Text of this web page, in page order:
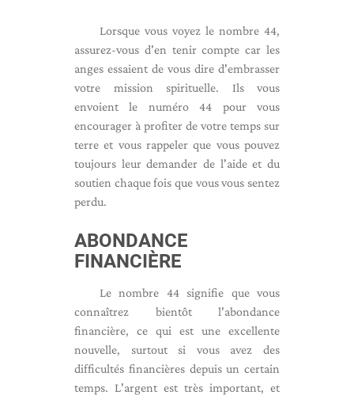
Lorsque vous voyez le nombre 44,
assurez-vous d'en tenir compte car les
anges essaient de vous dire d'embrasser
votre mission spirituelle. Ils vous
envoient le numéro 44 pour vous
encourager à profiter de votre temps sur
terre et vous rappeler que vous pouvez
toujours leur demander de l'aide et du
soutien chaque fois que vous vous sentez
perdu.
ABONDANCE
FINANCIÈRE
Le nombre 44 signifie que vous
connaîtrez bientôt l'abondance
financière, ce qui est une excellente
nouvelle, surtout si vous avez des
difficultés financières depuis un certain
temps. L'argent est très important, et